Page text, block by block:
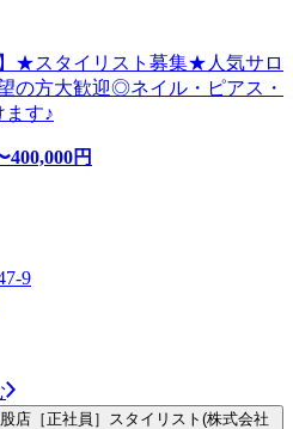
★スタイリスト募集★人気サロ
の方大歓迎◎ネイル・ピアス・
ます♪
400,000円
9
店［正社員］スタイリスト(株式会社